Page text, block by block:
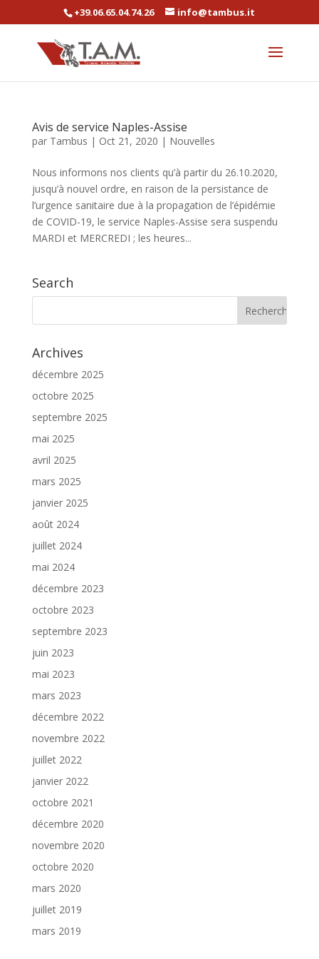
+39.06.65.04.74.26 info@tambus.it
Avis de service Naples-Assise
par Tambus | Oct 21, 2020 | Nouvelles
Nous informons nos clients qu’à partir du 26.10.2020,
jusqu’à nouvel ordre, en raison de la persistance de
l’urgence sanitaire due à la propagation de l’épidémie
de COVID-19, le service Naples-Assise sera suspendu
MARDI et MERCREDI ; les heures...
Search
Archives
décembre 2025
octobre 2025
septembre 2025
mai 2025
avril 2025
mars 2025
janvier 2025
août 2024
juillet 2024
mai 2024
décembre 2023
octobre 2023
septembre 2023
juin 2023
mai 2023
mars 2023
décembre 2022
novembre 2022
juillet 2022
janvier 2022
octobre 2021
décembre 2020
novembre 2020
octobre 2020
mars 2020
juillet 2019
mars 2019